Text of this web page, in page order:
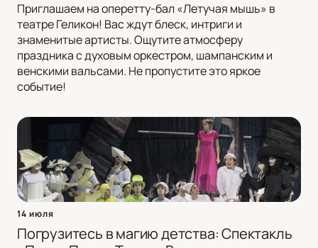
Приглашаем на оперетту-бал «Летучая мышь» в
театре Геликон! Вас ждут блеск, интриги и
знаменитые артисты. Ощутите атмосферу
праздника с духовым оркестром, шампанским и
венскими вальсами. Не пропустите это яркое
событие!
14 июля
Погрузитесь в магию детства: Спектакль